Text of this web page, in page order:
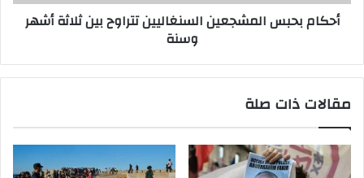
أحكام بحبس المشجعين السنغاليين تتراوح بين ثلاثة أشهر
وسنة
مقالات ذات صلة